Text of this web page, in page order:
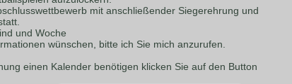
mit anschließender Siegerehrung und
und Woche
wünschen, bitte ich Sie mich anzurufen.
einen Kalender benötigen klicken Sie auf den Button